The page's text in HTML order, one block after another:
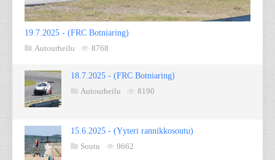
19.7.2025 - (FRC Botniaring)
Autourheilu
8768
18.7.2025 - (FRC Botniaring)
Autourheilu
8190
15.6.2025 - (Yyteri rannikkosoutu)
Soutu
9662